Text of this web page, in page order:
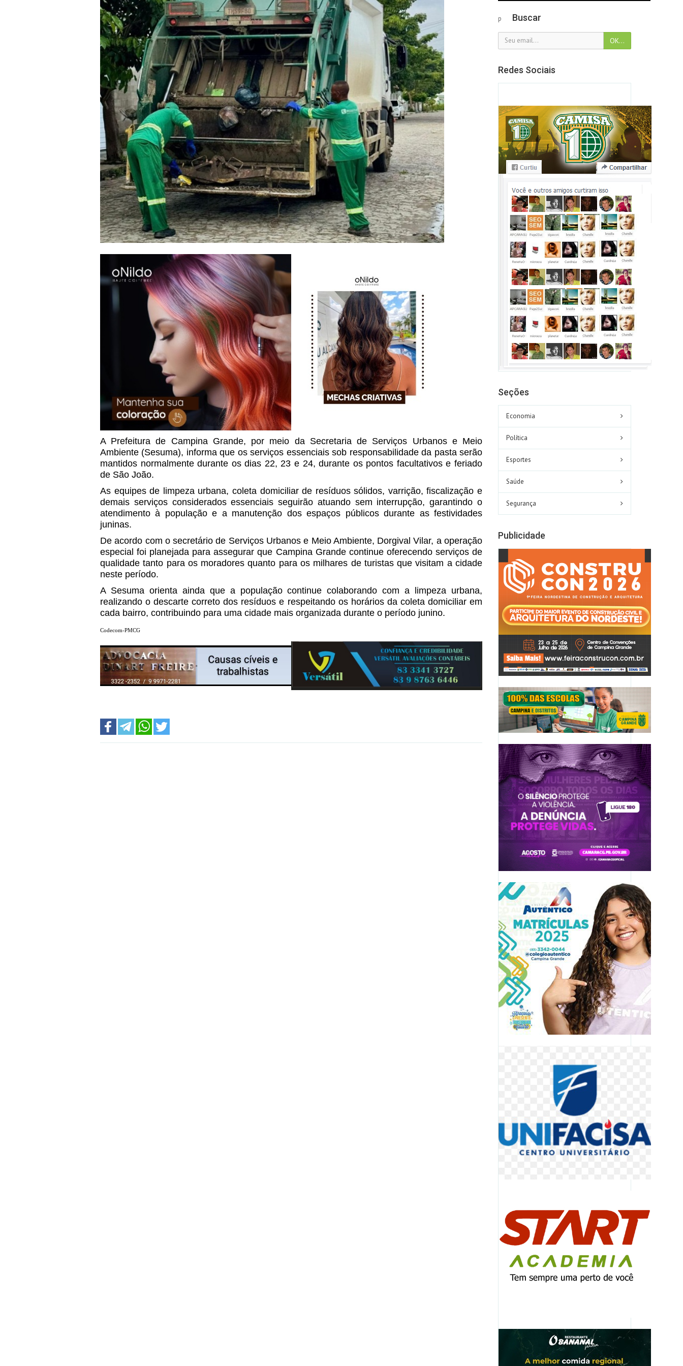
A Prefeitura de Campina Grande, por meio da Secretaria de Serviços Urbanos e Meio
Ambiente (Sesuma), informa que os serviços essenciais sob responsabilidade da pasta serão
mantidos normalmente durante os dias 22, 23 e 24, durante os pontos facultativos e feriado
de São João.
As equipes de limpeza urbana, coleta domiciliar de resíduos sólidos, varrição, fiscalização e
demais serviços considerados essenciais seguirão atuando sem interrupção, garantindo o
atendimento à população e a manutenção dos espaços públicos durante as festividades
juninas.
De acordo com o secretário de Serviços Urbanos e Meio Ambiente, Dorgival Vilar, a operação
especial foi planejada para assegurar que Campina Grande continue oferecendo serviços de
qualidade tanto para os moradores quanto para os milhares de turistas que visitam a cidade
neste período.
A Sesuma orienta ainda que a população continue colaborando com a limpeza urbana,
realizando o descarte correto dos resíduos e respeitando os horários da coleta domiciliar em
cada bairro, contribuindo para uma cidade mais organizada durante o período junino.
Codecom-PMCG
p Buscar
Redes Sociais
Seções
Economia
Política
Esportes
Saúde
Segurança
Publicidade